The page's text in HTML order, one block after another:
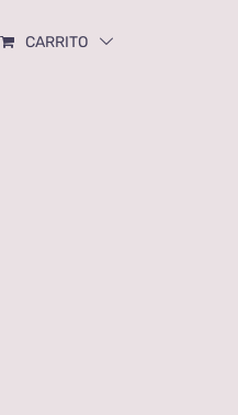
CARRITO